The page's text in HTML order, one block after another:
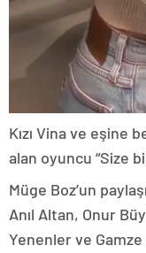
Kızı Vina ve eşine
alan oyuncu “Size
Müge Boz’un
Anıl Altan, Onur
Yenenler ve